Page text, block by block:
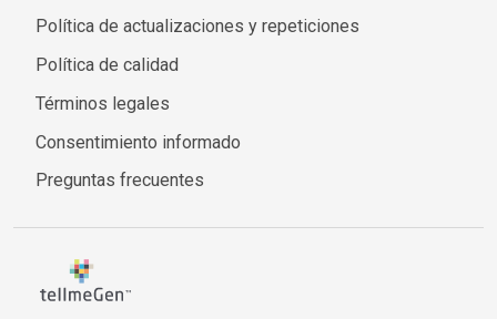
Política de actualizaciones y repeticiones
Política de calidad
Términos legales
Consentimiento informado
Preguntas frecuentes